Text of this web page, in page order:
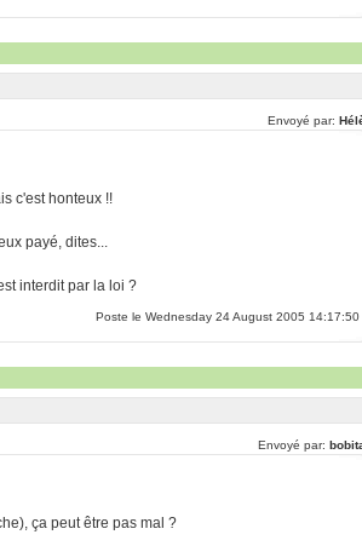
Envoyé par:
c'est honteux !!
payé, dites...
interdit par la loi ?
Poste le Wednesday 24 August 2005 14:17:50
Envoyé par:
ça peut être pas mal ?